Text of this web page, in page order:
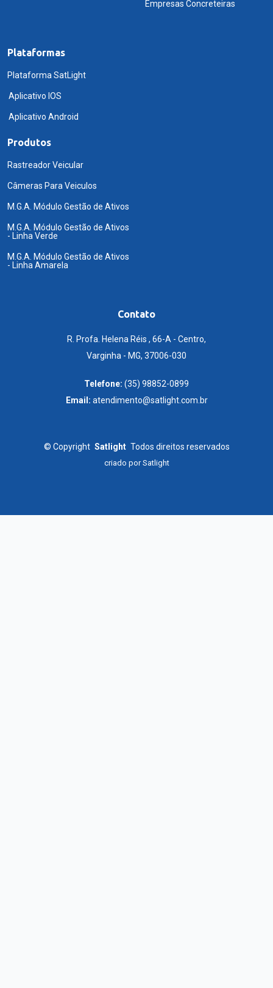
Empresas Concreteiras
Plataformas
Plataforma SatLight
Aplicativo IOS
Aplicativo Android
Produtos
Rastreador Veicular
Câmeras Para Veiculos
M.G.A. Módulo Gestão de Ativos
M.G.A. Módulo Gestão de Ativos
- Linha Verde
M.G.A. Módulo Gestão de Ativos
- Linha Amarela
Contato
R. Profa. Helena Réis , 66-A - Centro,
Varginha - MG, 37006-030
Telefone: (35) 98852-0899
Email: atendimento@satlight.com.br
© Copyright Satlight Todos direitos reservados
criado porSatlight